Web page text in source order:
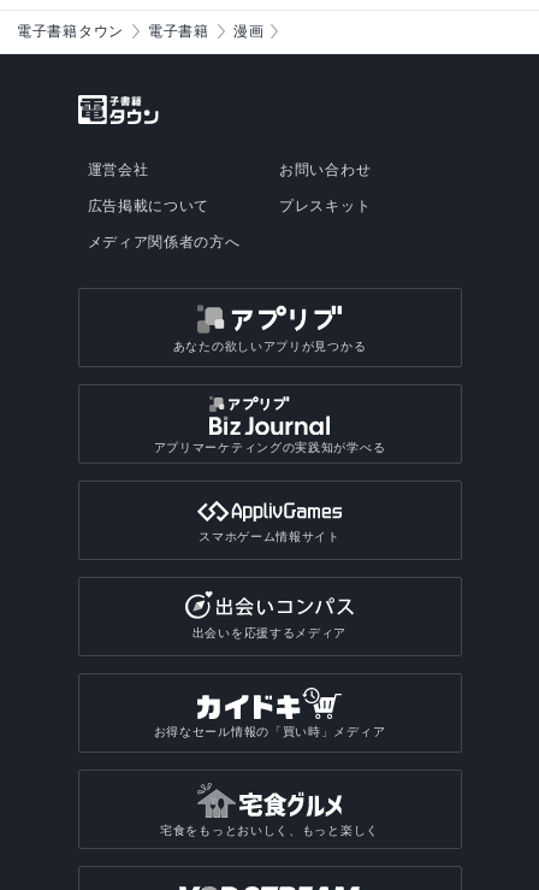
電子書籍タウン 電子書籍 漫画
運営会社
広告掲載について
メディア関係者の方へ
お問い合わせ
プレスキット
あなたの欲しいアプリが見つかる
アプリマーケティングの実践知が学べる
スマホゲーム情報サイト
出会いを応援するメディア
お得なセール情報の「買い時」メディア
宅食をもっとおいしく、もっと楽しく